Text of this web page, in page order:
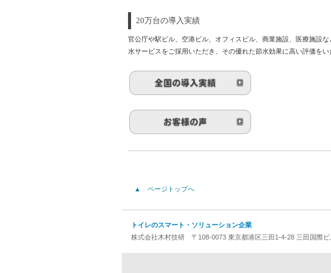
20万台の導入実績
官公庁や駅ビル、空港ビル、オフィスビル、商業施設、医療施設
水サービスをご採用いただき、その優れた節水効果に高い評価をい
▲ ページトップへ
トイレのスマート・ソリューション企業
株式会社木村技研 〒108-0073 東京都港区三田1-4-28 三田国際